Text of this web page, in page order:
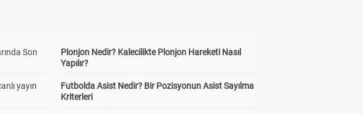
Son
yayın
Plonjon Nedir? Kalecilikte Plonjon Hareketi Nasıl
Yapılır?
Futbolda Asist Nedir? Bir Pozisyonun Asist Sayılma
Kriterleri